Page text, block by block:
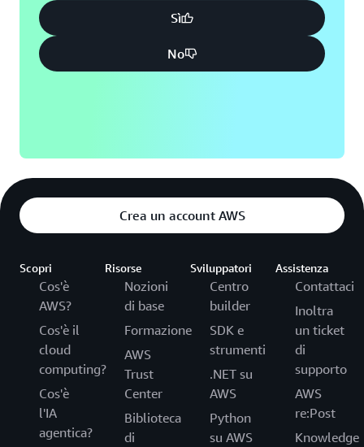
Sì
No
Crea un account AWS
Scopri
Cos'è
AWS?
Cos'è il
cloud
computing?
Cos'è
l'IA
agentica?
Risorse
Nozioni
di base
Formazione
AWS
Trust
Center
Biblioteca
di
Sviluppatori
Centro
builder
SDK e
strumenti
.NET su
AWS
Python
su AWS
Assistenza
Contattaci
Inoltra
un ticket
di
supporto
AWS
re:Post
Knowledge